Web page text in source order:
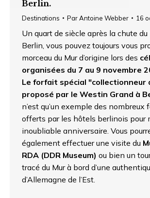
Berlin.
Destinations ParAntoine Webber 16
Un quart de siècle après la chute du
Berlin, vous pouvez toujours vous
morceau du Mur d’origine lors des
organisées du 7 au 9 novembre
Le forfait spécial "collectionneur
proposé par le Westin Grand à
n’est qu’un exemple des nombreux
offerts par les hôtels berlinois pour
inoubliable anniversaire. Vous
également effectuer une visite du
RDA (DDR Museum) ou bien un
tracé du Mur à bord d’une
d’Allemagne de l’Est.